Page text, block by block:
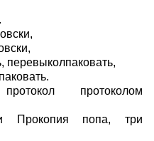
перевыколпаковать,
протоколом
попа, три